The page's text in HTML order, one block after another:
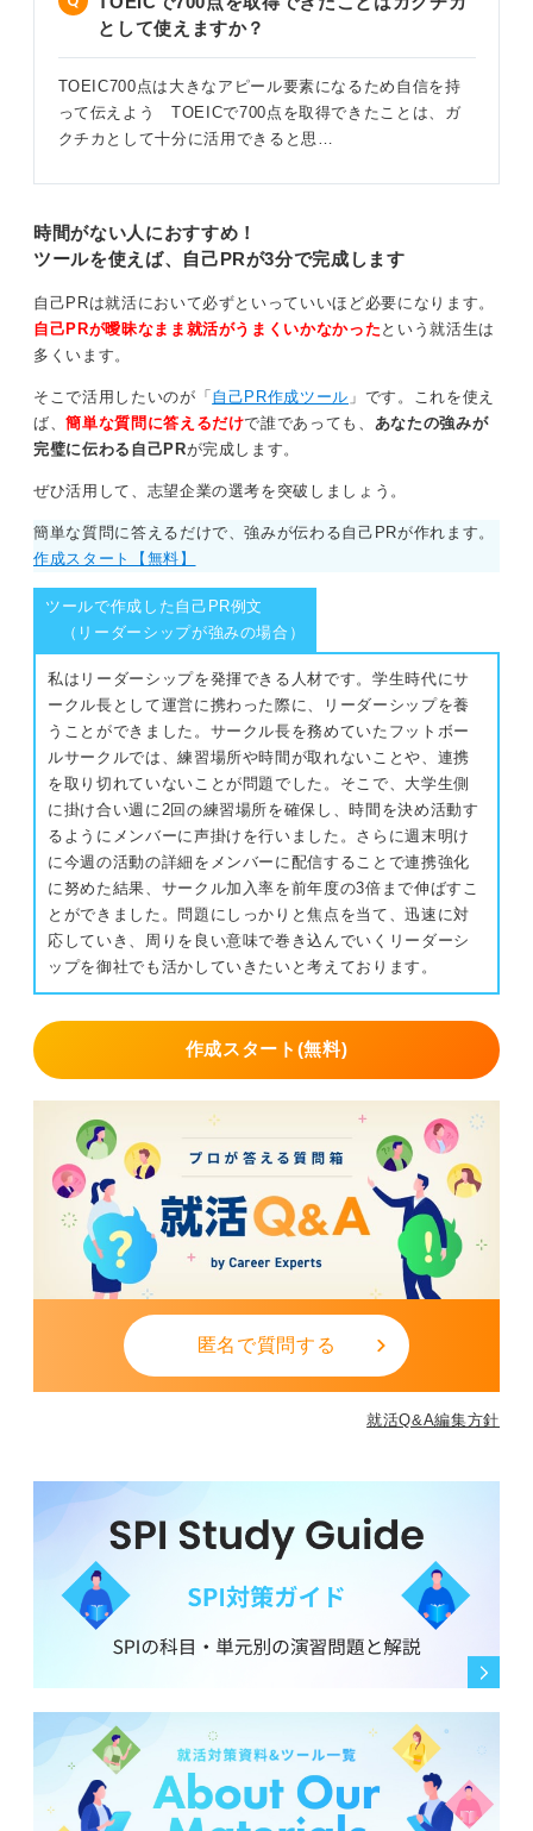
として使えますか？
TOEIC700点は大きなアピール要素になるため自信を持
って伝えよう TOEICで700点を取得できたことは、ガ
クチカとして十分に活用できると思…
時間がない人におすすめ！
ツールを使えば、自己PRが3分で完成します
自己PRは就活において必ずといっていいほど必要になります。
自己PRが曖昧なまま就活がうまくいかなかった という就活生は
多くいます。
そこで活用したいのが「 自己PR作成ツール 」です。これを使え
ば、簡単な質問に答えるだけで誰であっても、 あなたの強みが
完璧に伝わる自己PRが完成します。
ぜひ活用して、志望企業の選考を突破しましょう。
簡単な質問に答えるだけで、強みが伝わる自己PRが作れます。
作成スタート【無料】
ツールで作成した自己PR例文
（リーダーシップが強みの場合）
私はリーダーシップを発揮できる人材です。学生時代にサ
ークル長として運営に携わった際に、リーダーシップを養
うことができました。サークル長を務めていたフットボー
ルサークルでは、練習場所や時間が取れないことや、連携
を取り切れていないことが問題でした。そこで、大学生側
に掛け合い週に2回の練習場所を確保し、時間を決め活動す
るようにメンバーに声掛けを行いました。さらに週末明け
に今週の活動の詳細をメンバーに配信することで連携強化
に努めた結果、サークル加入率を前年度の3倍まで伸ばすこ
とができました。問題にしっかりと焦点を当て、迅速に対
応していき、周りを良い意味で巻き込んでいくリーダーシ
ップを御社でも活かしていきたいと考えております。
作成スタート(無料)
匿名で質問する
就活Q&A編集方針